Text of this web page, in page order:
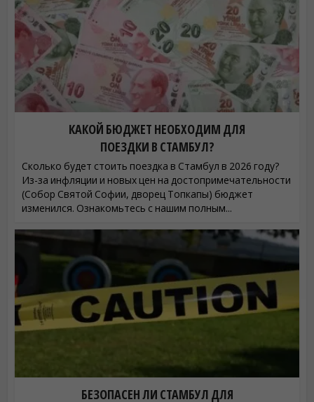
КАКОЙ БЮДЖЕТ НЕОБХОДИМ ДЛЯ
ПОЕЗДКИ В СТАМБУЛ?
Сколько будет стоить поездка в Стамбул в 2026 году?
Из-за инфляции и новых цен на достопримечательности
(Собор Святой Софии, дворец Топкапы) бюджет
изменился. Ознакомьтесь с нашим полным...
БЕЗОПАСЕН ЛИ СТАМБУЛ ДЛЯ